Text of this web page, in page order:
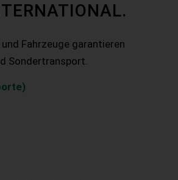
Fahrzeuge garantieren
Sondertransport.